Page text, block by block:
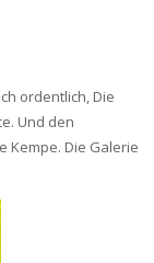
ordentlich, Die
Und den
Kempe. Die Galerie